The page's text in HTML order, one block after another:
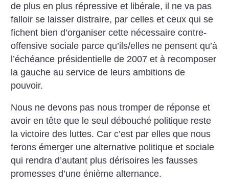
de plus en plus répressive et libérale, il ne va pas
falloir se laisser distraire, par celles et ceux qui se
fichent bien d’organiser cette nécessaire contre-
offensive sociale parce qu’ils/elles ne pensent qu’à
l’échéance présidentielle de 2007 et à recomposer
la gauche au service de leurs ambitions de
pouvoir.
Nous ne devons pas nous tromper de réponse et
avoir en tête que le seul débouché politique reste
la victoire des luttes. Car c’est par elles que nous
ferons émerger une alternative politique et sociale
qui rendra d’autant plus dérisoires les fausses
promesses d’une énième alternance.